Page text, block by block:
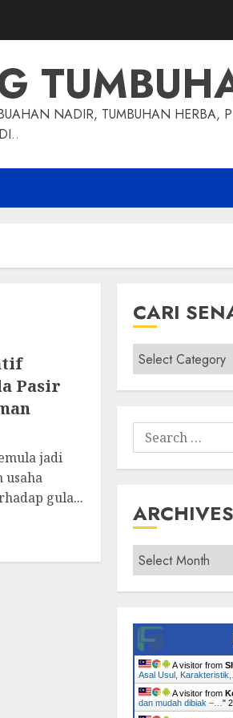
NADIR, TUMBUHAN HERBA,
Pasir
jadi
usaha
gula...
CARI
Cari
Senarai
Tumbuhan
Search
for:
ARCHIVES
Archives
A visitor from
Asal Usul,
A visitor from
dan mudah dibiak –… "